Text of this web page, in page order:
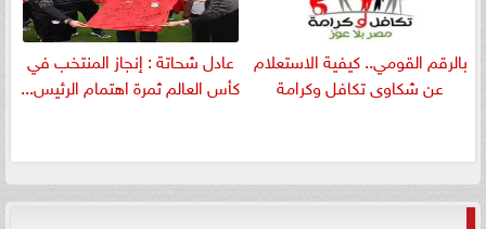
بالرقم القومي.. كيفية الاستعلام
عن شكاوى تكافل وكرامة
عادل شحاتة : إنجاز المنتخب في
كأس العالم ثمرة اهتمام الرئيس...